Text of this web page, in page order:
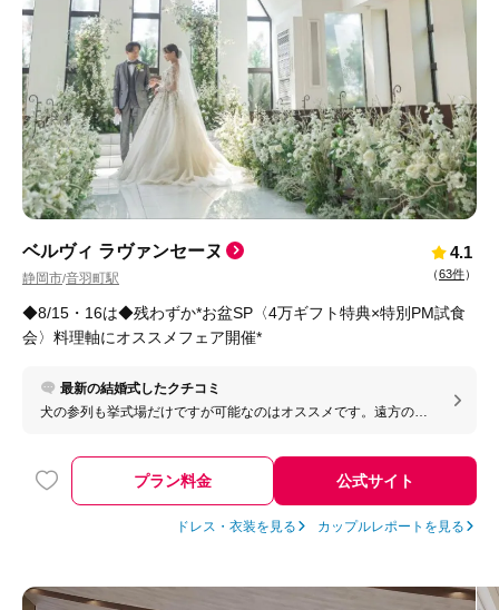
ベルヴィ ラヴァンセーヌ
静岡市/音羽町駅
4.1
（63件）
◆8/15・16は◆残わずか*お盆SP〈4万ギフト特典×特別PM試食
会〉料理軸にオススメフェア開催*
最新の結婚式したクチコミ
犬の参列も挙式場だけですが可能なのはオススメです。遠方の祖
プラン料金 公式サイト
ドレス・衣装を見る カップルレポートを見る